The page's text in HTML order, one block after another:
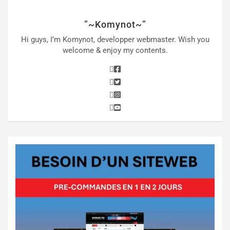
”~Komynot~”
Hi guys, I’m Komynot, developper webmaster. Wish you
welcome & enjoy my contents.